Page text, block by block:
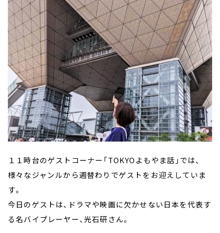
１１時台のゲストコーナー「TOKYOよもやま話」では、
様々なジャンルから週替わりでゲストをお迎えしていま
す。
今日のゲストは、ドラマや映画に欠かせない日本を代表す
る名バイプレーヤー、光石研さん。